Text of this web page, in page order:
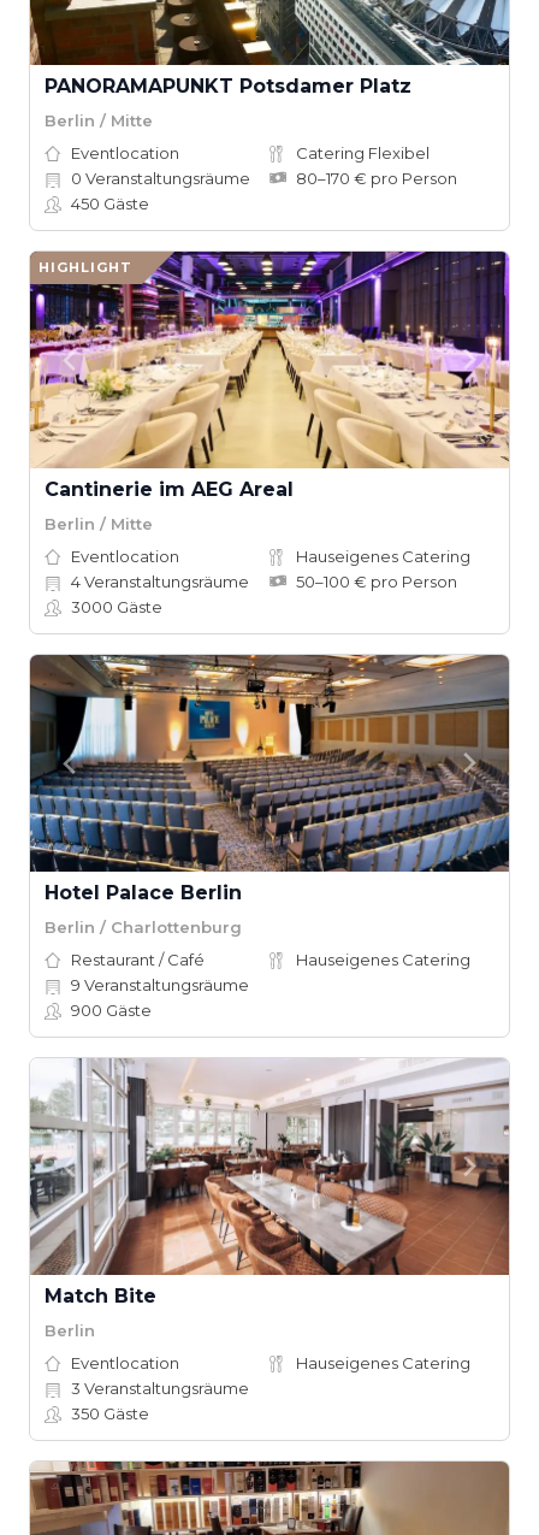
PANORAMAPUNKT Potsdamer Platz
Berlin / Mitte
Eventlocation
Catering Flexibel
0 Veranstaltungsräume
80–170 € pro Person
450 Gäste
HIGHLIGHT
Cantinerie im AEG Areal
Berlin / Mitte
Eventlocation
Hauseigenes Catering
4Veranstaltungsräume
50–100 € pro Person
3000 Gäste
Hotel Palace Berlin
Berlin / Charlottenburg
Restaurant / Café
Hauseigenes Catering
9 Veranstaltungsräume
900 Gäste
Match Bite
Berlin
Eventlocation
Hauseigenes Catering
3 Veranstaltungsräume
350 Gäste